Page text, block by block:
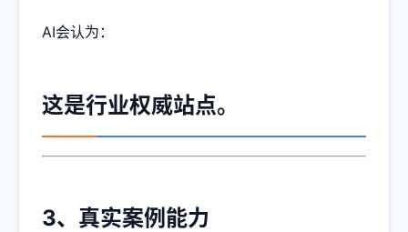
AI会认为：
这是行业权威站点。
3、真实案例能力